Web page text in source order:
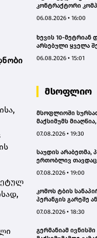
კონტრაქტორი
ახლოს იმოძრავა,
გამოიწვია,
ავტომანქანა -
იმყოფებოდა
06.08.2026 • 16:00
ხევის 10-მეტრიან
არსებული ყველა
06.08.2026 • 15:01
მსოფლიო
მსოფლიოში
მაქსიმუმს
„გარდიანი“
07.08.2026 • 19:30
საუდის არაბეთმა,
ერთობლივ
07.08.2026 • 19:00
კომოს ტბის
პერანგის გარეშე
მოუწევთ
07.08.2026 • 18:30
გერმანიამ